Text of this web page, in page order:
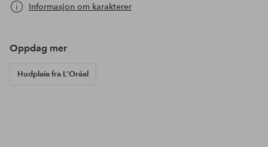
Informasjon om karakterer
Oppdag mer
Hudpleie fra L’Oréal